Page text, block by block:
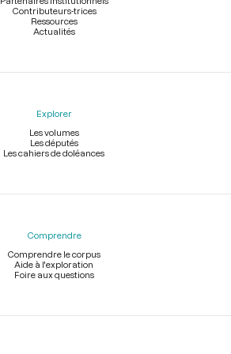
Contributeurs-trices
Ressources
Actualités
Explorer
Les volumes
Les députés
Les cahiers de doléances
Comprendre
Comprendre le corpus
Aide à l'exploration
Foire aux questions